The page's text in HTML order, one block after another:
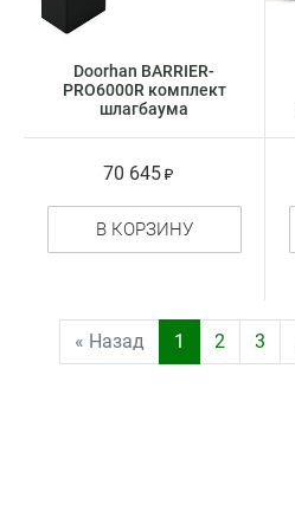
Doorhan BARRIER-
PRO6000R комплект
шлагбаума
70 645
В КОРЗИНУ
« Назад 1 2 3